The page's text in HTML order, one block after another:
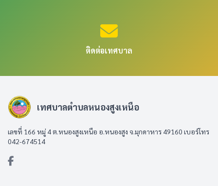
ติดต่อเทศบาล
เทศบาลตำบลหนองสูงเหนือ
เลขที่ 166 หมู่ 4 ต.หนองสูงเหนือ อ.หนองสูง จ.มุกดาหาร 49160 เบอร์โทร
042-674514